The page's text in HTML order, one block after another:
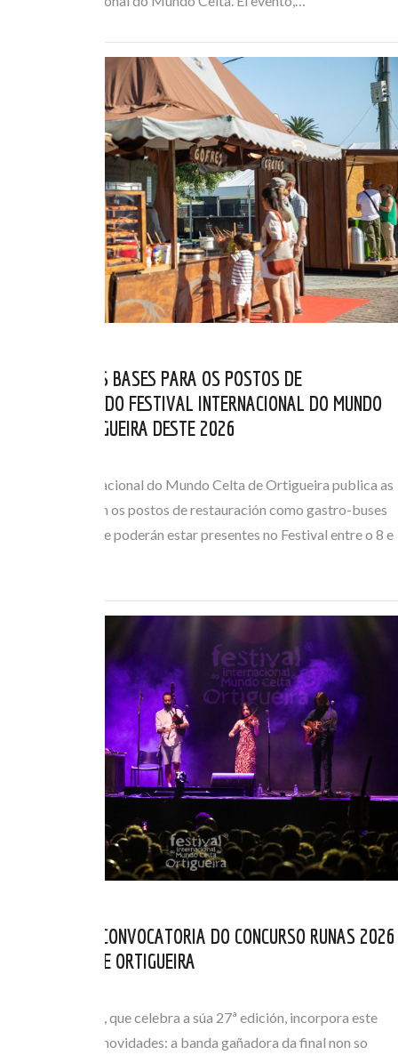
PUBLICADAS AS BASES PARA OS POSTOS DE
RESTAURACIÓN DO FESTIVAL INTERNACIONAL DO MUNDO
CELTA DE ORTIGUEIRA DESTE 2026
O Festival Internacional do Mundo Celta de Ortigueira publica as
bases que regulan os postos de restauración como gastro-buses
ou foodtrucks que poderán estar presentes no Festival entre o 8 e
ABERTA NOVA CONVOCATORIA DO CONCURSO RUNAS 2026
DO FESTIVAL DE ORTIGUEIRA
O certame Runas, que celebra a súa 27ª edición, incorpora este
ano importantes novidades: a banda gañadora da final non so